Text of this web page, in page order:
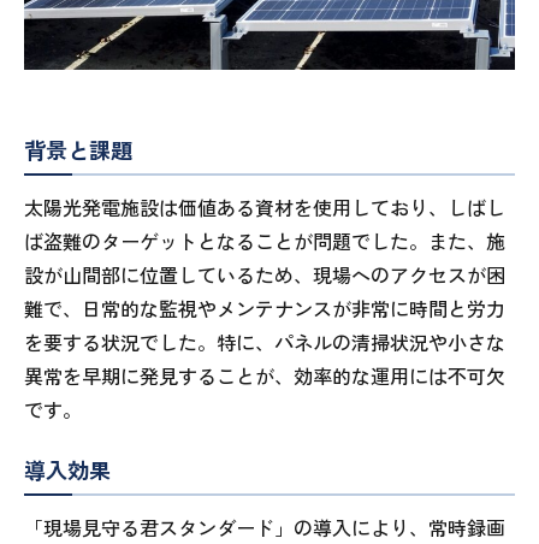
背景と課題
太陽光発電施設は価値ある資材を使用しており、しばし
ば盗難のターゲットとなることが問題でした。また、施
設が山間部に位置しているため、現場へのアクセスが困
難で、日常的な監視やメンテナンスが非常に時間と労力
を要する状況でした。特に、パネルの清掃状況や小さな
異常を早期に発見することが、効率的な運用には不可欠
です。
導入効果
「現場見守る君スタンダード」の導入により、常時録画